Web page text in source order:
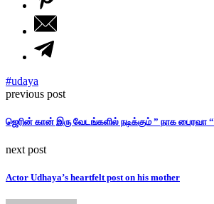
#udaya
previous post
ஜெரின் கான் இரு வேடங்களில் நடிக்கும் ” நாக பைரவா “
next post
Actor Udhaya’s heartfelt post on his mother